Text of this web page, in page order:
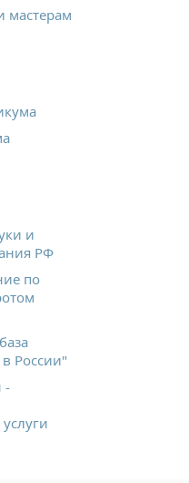
мастерам
и
РФ
по
России"
-